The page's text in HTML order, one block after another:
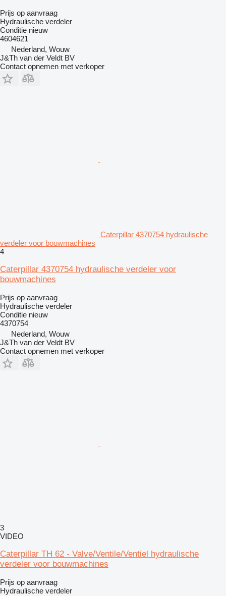
Prijs op aanvraag
Hydraulische verdeler
Conditie nieuw
4604621
Nederland, Wouw
J&Th van der Veldt BV
Contact opnemen met verkoper
Caterpillar 4370754 hydraulische
verdeler voor bouwmachines
4
Caterpillar 4370754 hydraulische verdeler voor
bouwmachines
Prijs op aanvraag
Hydraulische verdeler
Conditie nieuw
4370754
Nederland, Wouw
J&Th van der Veldt BV
Contact opnemen met verkoper
3
VIDEO
Caterpillar TH 62 - Valve/Ventile/Ventiel hydraulische
verdeler voor bouwmachines
Prijs op aanvraag
Hydraulische verdeler